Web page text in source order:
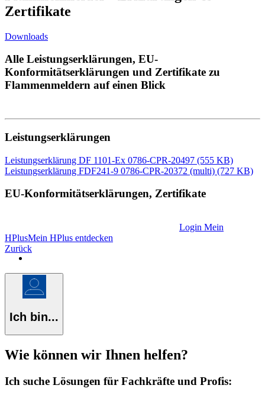
Zertifikate
Downloads
Alle Leistungserklärungen, EU-
Konformitätserklärungen und Zertifikate zu
Flammenmeldern auf einen Blick
Leistungserklärungen
Leistungserklärung DF 1101-Ex 0786-CPR-20497 (555 KB)
Leistungserklärung FDF241-9 0786-CPR-20372 (multi) (727 KB)
EU-Konformitätserklärungen, Zertifikate
Login Mein
HPlusMein HPlus entdecken
Zurück
Ich bin...
Wie können wir Ihnen helfen?
Ich suche Lösungen für Fachkräfte und Profis: